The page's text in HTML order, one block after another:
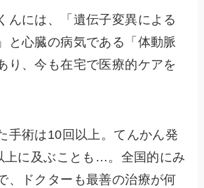
んには、「遺伝子変異による
と心臓の病気である「体動脈
り、今も在宅で医療的ケアを
手術は10回以上。てんかん発
上に及ぶことも…。全国的にみ
、ドクターも最善の治療が何